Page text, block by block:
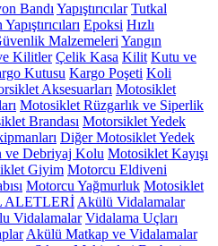
Bandı Yapıştırıcılar Tutkal
Epoksi Hızlı
Malzemeleri Yangın
Kilitler Çelik Kasa Kilit Kutu ve
Kutusu Kargo Poşeti Koli
Aksesuarları Motosiklet
Motosiklet Rüzgarlık ve Siperlik
Brandası Motorsiklet Yedek
Diğer Motosiklet Yedek
ve Debriyaj Kolu Motosiklet Kayışı
Giyim Motorcu Eldiveni
Motorcu Yağmurluk Motosiklet
ALETLERİ Akülü Vidalamalar
Vidalamalar Vidalama Uçları
Akülü Matkap ve Vidalamalar